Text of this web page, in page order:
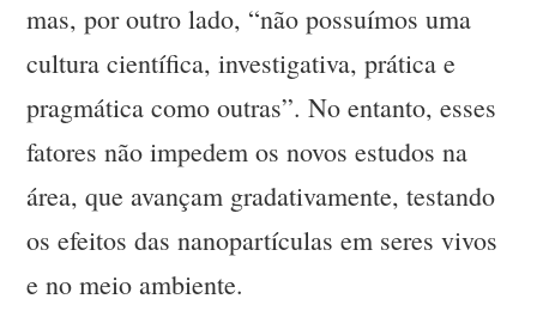
mas, por outro lado, “não possuímos uma
cultura científica, investigativa, prática e
pragmática como outras”. No entanto, esses
fatores não impedem os novos estudos na
área, que avançam gradativamente, testando
os efeitos das nanopartículas em seres vivos
e no meio ambiente.